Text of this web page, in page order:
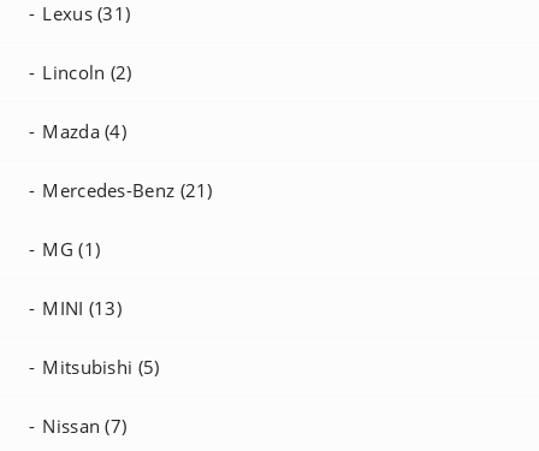
Lexus (31)
Lincoln (2)
Mazda (4)
Mercedes-Benz (21)
MG (1)
MINI (13)
Mitsubishi (5)
Nissan (7)